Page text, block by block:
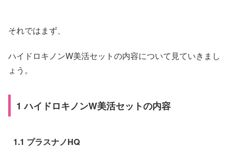
それではまず、
ハイドロキノンW美活セットの内容について見ていきまし
ょう。
1 ハイドロキノンW美活セットの内容
1.1 プラスナノHQ